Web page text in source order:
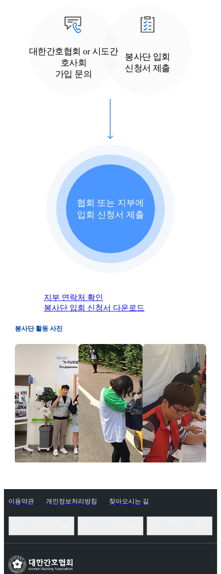
대한간호협회 or 시도간
호사회
가입 문의
봉사단 입회
신청서 제출
협회 또는 지부에
입회 신청서 제출
지부 연락처 확인
봉사단 입회 신청서 다운로드
봉사단 활동 사진
이용약관 개인정보처리방침 찾아오시는 길